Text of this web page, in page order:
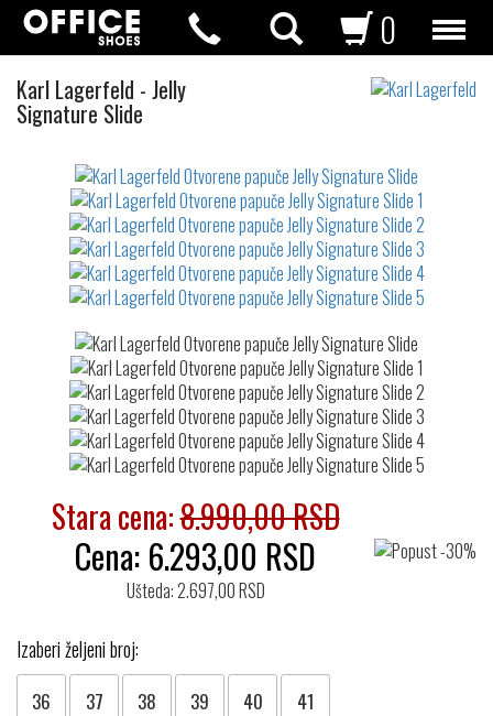
0
Karl Lagerfeld Otvorene
papuče
- Jelly
Signature Slide
waterproof
waterrepellent
Stara cena:8.990,00 RSD
Cena: 6.293,00 RSD
Ušteda: 2.697,00 RSD
Izaberi željeni broj:
36 37 38 39 40 41